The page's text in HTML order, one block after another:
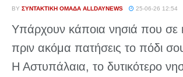
BY ΣΥΝΤΑΚΤΙΚΉ ΟΜΆΔΑ ALLDAYNEWS 25-06-26 12:54
Υπάρχουν κάποια νησιά που σε
πριν ακόμα πατήσεις το πόδι
Η Αστυπάλαια, το δυτικότερο